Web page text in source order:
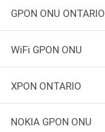
GPON ONU ONTARIO
WiFi GPON ONU
XPON ONTARIO
NOKIA GPON ONU